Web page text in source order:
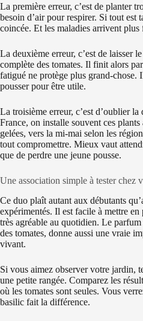
La première erreur, c’est de planter
besoin d’air pour respirer. Si tout est
coincée. Et les maladies arrivent plus
La deuxième erreur, c’est de laisser
complète des tomates. Il finit alors
fatigué ne protège plus grand-chose.
pousser pour être utile.
La troisième erreur, c’est d’oublier
France, on installe souvent ces plants
gelées, vers la mi-mai selon les
tout compromettre. Mieux vaut
que de perdre une jeune pousse.
Une association simple à tester chez
Ce duo plaît autant aux débutants
expérimentés. Il est facile à mettre
très agréable au quotidien. Le
des tomates, donne aussi une vraie
vivant.
Si vous aimez observer votre jardin,
une petite rangée. Comparez les
où les tomates sont seules. Vous
basilic fait la différence.